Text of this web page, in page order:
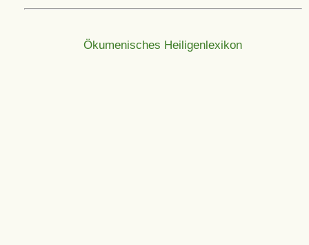
Ökumenisches Heiligenlexikon